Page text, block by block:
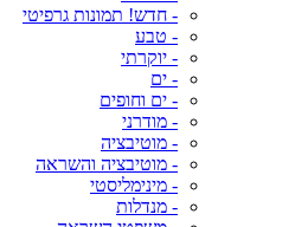
- חדש! תמונות גרפיטי
- טבע
- יוקרתי
- ים
- ים וחופים
- מודרני
- מוטיבציה
- מוטיבציה והשראה
- מינימליסטי
- מנדלות